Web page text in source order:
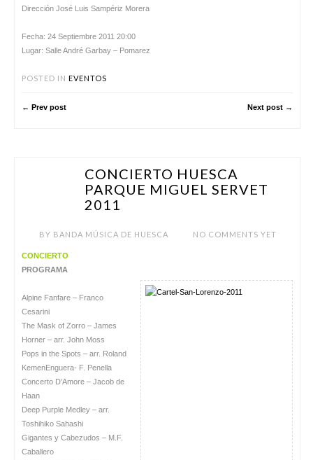
Dirección José Luis Sampériz Morera
Fecha: 24 Septiembre 2011 20:00
Lugar: Salle André Garbay – Pomarez
POSTED IN EVENTOS
← Prev post Next post →
CONCIERTO HUESCA
PARQUE MIGUEL SERVET
2011
BY BANDA MÚSICA DE HUESCA NO COMMENTS YET
CONCIERTO
PROGRAMA
Alpine Fanfare – Franco
Cesarini
The Mask of Zorro – James
Horner – arr. John Moss
Pops in the Spots – arr. Roland
KemenEnguera- F. Penella
Concerto D’Amore – Jacob de
Haan
Deep Purple Medley – arr.
Toshihiko Sahashi
Gigantes y Cabezudos – M.F.
Caballero